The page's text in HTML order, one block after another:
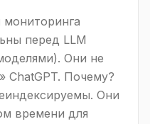
перед LLM
Они не
ChatGPT. Почему?
Они
времени для